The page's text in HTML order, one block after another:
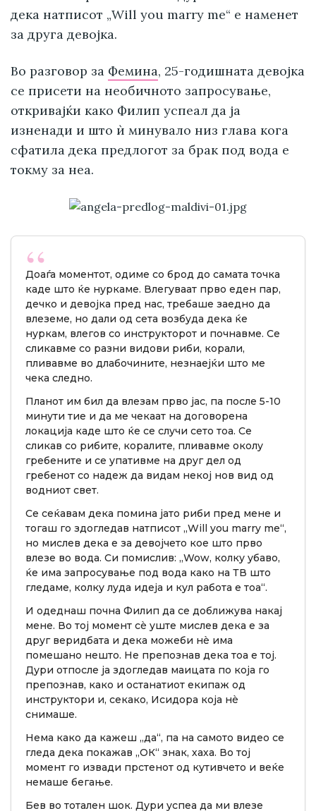
дека натписот „Will you marry me“ е наменет
за друга девојка.
Во разговор за Фемина, 25-годишната девојка
се присети на необичното запросување,
откривајќи како Филип успеал да ја
изненади и што ѝ минувало низ глава кога
сфатила дека предлогот за брак под вода е
токму за неа.
Доаѓа моментот, одиме со брод до самата точка
каде што ќе нуркаме. Влегуваат прво еден пар,
дечко и девојка пред нас, требаше заедно да
влеземе, но дали од сета возбуда дека ќе
нуркам, влегов со инструкторот и почнавме. Се
сликавме со разни видови риби, корали,
пливавме во длабочините, незнаејќи што ме
чека следно.
Планот им бил да влезам прво јас, па после 5-10
минути тие и да ме чекаат на договорена
локација каде што ќе се случи сето тоа. Се
сликав со рибите, коралите, пливавме околу
гребените и се упативме на друг дел од
гребенот со надеж да видам некој нов вид од
водниот свет.
Се сеќавам дека помина јато риби пред мене и
тогаш го здогледав натписот „Will you marry me“,
но мислев дека е за девојчето кое што прво
влезе во вода. Си помислив: „Wow, колку убаво,
ќе има запросување под вода како на ТВ што
гледаме, колку луда идеја и кул работа е тоа“.
И одеднаш почна Филип да се доближува накај
мене. Во тој момент сè уште мислев дека е за
друг веридбата и дека можеби нè има
помешано нешто. Не препознав дека тоа е тој.
Дури отпосле ја здогледав маицата по која го
препознав, како и останатиот екипаж од
инструктори и, секако, Исидора која нè
снимаше.
Нема како да кажеш „да“, па на самото видео се
гледа дека покажав „ОК“ знак, хаха. Во тој
момент го извади прстенот од кутивчето и веќе
немаше бегање.
Бев во тотален шок. Дури успеа да ми влезе